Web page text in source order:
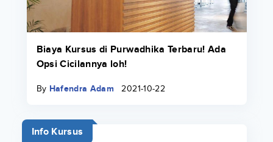
Biaya Kursus di Purwadhika Terbaru! Ada
Opsi Cicilannya loh!
By Hafendra Adam 2021-10-22
Info Kursus